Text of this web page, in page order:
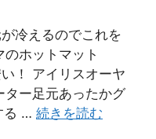
冷えるのでこれを
ホットマット
！ アイリスオーヤ
ター足元あったかグ
る … 続きを読む